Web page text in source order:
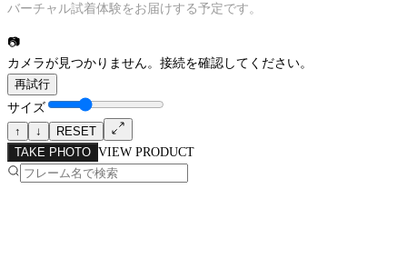
バーチャル試着体験をお届けする予定です。
📷
カメラが見つかりません。接続を確認してください。
再試行
サイズ
↑
↓
RESET
TAKE PHOTO VIEW PRODUCT